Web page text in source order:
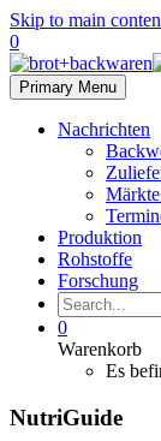
Skip to main
0
Primary Menu
Nachrichten
Produktion
Rohstoffe
Forschung
0
Warenkorb
Es
NutriGuide